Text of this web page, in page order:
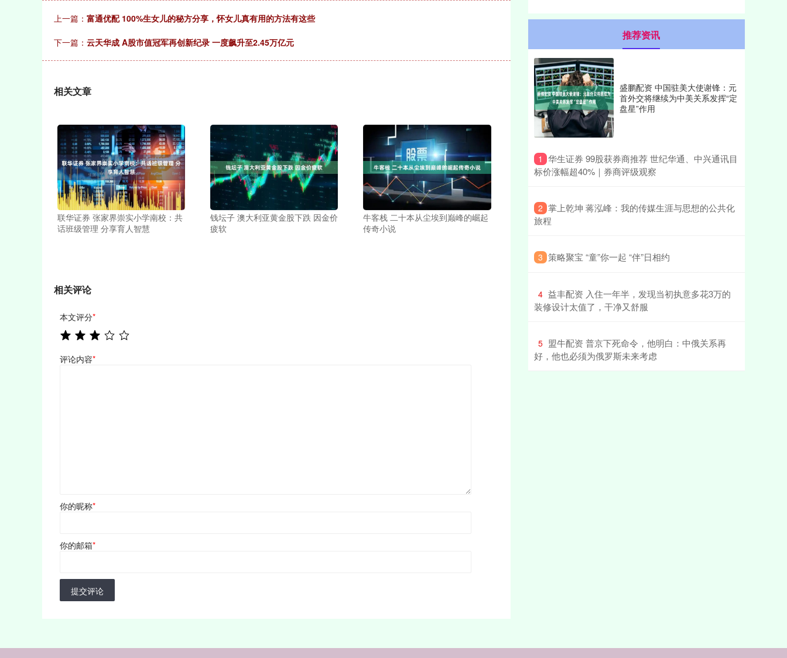
上一篇： 富通优配 100%生女儿的秘方分享，怀女儿真有用的方法有这些
下一篇： 云天华成 A股市值冠军再创新纪录 一度飙升至2.45万亿元
相关文章
联华证券 张家界崇实小学南校：共
话班级管理 分享育人智慧
钱坛子 澳大利亚黄金股下跌 因金价
疲软
牛客栈 二十本从尘埃到巅峰的崛起
传奇小说
相关评论
本文评分*
评论内容*
你的昵称*
你的邮箱*
提交评论
推荐资讯
盛鹏配资 中国驻美大使谢锋：元
首外交将继续为中美关系发挥“定
盘星”作用
1 ​华生证券 99股获券商推荐 世纪华通、中兴通讯目
标价涨幅超40%｜券商评级观察
2 ​掌上乾坤 蒋泓峰：我的传媒生涯与思想的公共化
旅程
3 ​策略聚宝 “童”你一起 “伴”日相约
4 ​益丰配资 入住一年半，发现当初执意多花3万的
装修设计太值了，干净又舒服
5 ​盟牛配资 普京下死命令，他明白：中俄关系再
好，他也必须为俄罗斯未来考虑